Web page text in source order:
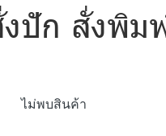
งปัก สั่งพิม
ไม่พบสินค้า